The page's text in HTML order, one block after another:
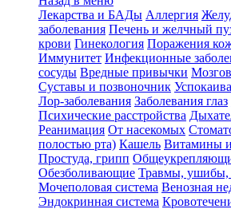
Лекарства и БАДы Аллергия
заболевания Печень и желчный
крови Гинекология Поражения
Иммунитет Инфекционные
сосуды Вредные привычки
Суставы и позвоночник
Лор-заболевания Заболевания глаз
Психические расстройства
Реанимация От насекомых
полостью рта) Кашель Витамины
Простуда, грипп
Обезболивающие Травмы, ушибы,
Мочеполовая система Венозная
Эндокринная система